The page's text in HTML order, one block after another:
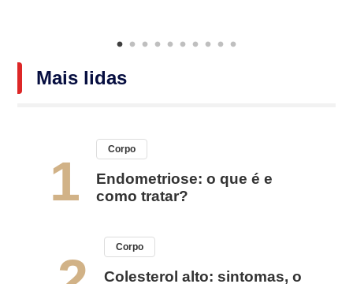
Mais lidas
1
Corpo
Endometriose: o que é e
como tratar?
Corpo
Colesterol alto: sintomas, o